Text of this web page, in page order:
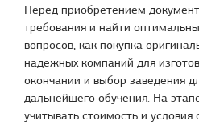
Перед приобретением
требования и найти
вопросов, как покупка
надежных компаний для
окончании и выбор заведения
дальнейшего обучения. На
учитывать стоимость и